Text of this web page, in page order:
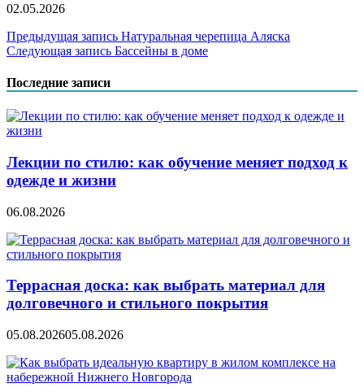
02.05.2026
Навигация
по
записям
Предыдущая запись Натуральная черепица Аляска
Следующая запись Бассейны в доме
Последние записи
Лекции по стилю: как обучение меняет подход к
одежде и жизни
06.08.2026
Террасная доска: как выбрать материал для
долговечного и стильного покрытия
05.08.202605.08.2026